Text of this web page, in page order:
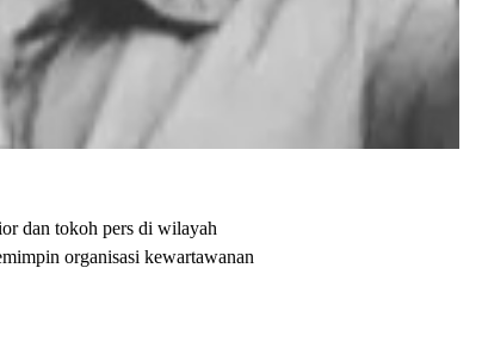
dan tokoh pers di wilayah
organisasi kewartawanan